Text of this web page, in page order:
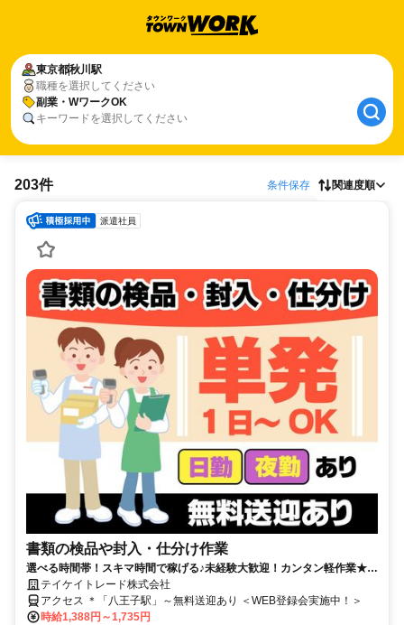
東京都秋川駅
職種を選択してください
副業・WワークOK
キーワードを選択してください
203件 条件保存 関連度順
派遣社員
書類の検品や封入・仕分け作業
選べる時間帯！スキマ時間で稼げる♪未経験大歓迎！カンタン軽作業★週
1日～OK！会話少なめ◎
テイケイトレード株式会社
アクセス ＊「八王子駅」～無料送迎あり ＜WEB登録会実施中！＞
時給1,388円～1,735円